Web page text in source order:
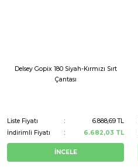
Delsey Gopix 180 Siyah-Kırmızı Sırt
Çantası
Liste Fiyatı
6.888,69 TL
İndirimli Fiyatı
6.682,03 TL
İNCELE